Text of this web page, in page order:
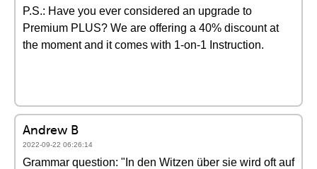
P.S.: Have you ever considered an upgrade to
Premium PLUS? We are offering a 40% discount at
the moment and it comes with 1-on-1 Instruction.
Andrew B
2022-09-22 06:26:14
Grammar question: "In den Witzen über sie wird oft auf